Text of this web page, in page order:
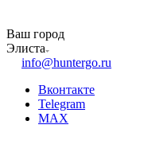
Ваш город
Элиста
info@huntergo.ru
Вконтакте
Telegram
MAX